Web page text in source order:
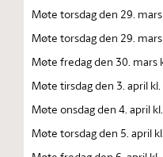
Møte torsdag den 29. mars
Møte torsdag den 29. mars
Møte fredag den 30. mars
Møte tirsdag den 3. april kl.
Møte onsdag den 4. april
Møte torsdag den 5. april